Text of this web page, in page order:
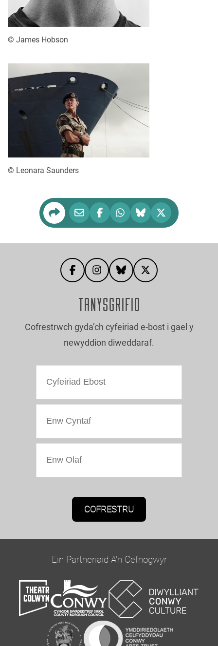
© James Hobson
© Leonara Saunders
TANYSGRIFIO
Cofrestrwch gyda’ch cyfeiriad e-bost i gael y
newyddion diweddaraf.
Caniatâd Marchnata
Bydd Oriel Colwyn yn defnyddio'r wybodaeth a
Cadarnhewch yr hoffech glywed gennym trwy e-
bost trwy dicio'r blwch isod:
Ebost
Gallwch newid eich meddwl unrhyw bryd drwy
Ein Partneriaid A'n Cefnogwyr